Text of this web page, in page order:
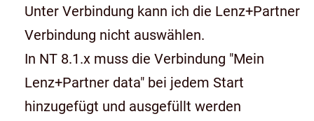
Unter Verbindung kann ich die Lenz+Partner
Verbindung nicht auswählen.
In NT 8.1.x muss die Verbindung "Mein
Lenz+Partner data" bei jedem Start
hinzugefügt und ausgefüllt werden